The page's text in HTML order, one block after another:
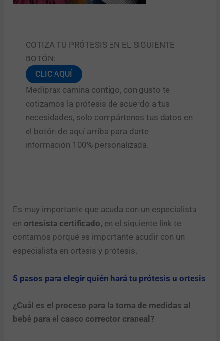
COTIZA TU PRÓTESIS EN EL SIGUIENTE
BOTÓN:
CLIC AQUÍ
Mediprax camina contigo, con gusto te
cotizamos la prótesis de acuerdo a tus
necesidades, solo compártenos tus datos en
el botón de aquí arriba para darte
información 100% personalizada.
Es muy importante que acuda con un especialista
en ortesista certificado, en el siguiente link te
contamos porqué es importante acudir con un
especialista en ortesis y prótesis.
5 pasos para elegir quién hará tu prótesis u ortesis
¿Cuál es el proceso para la toma de medidas al
bebé para el casco corrector craneal?